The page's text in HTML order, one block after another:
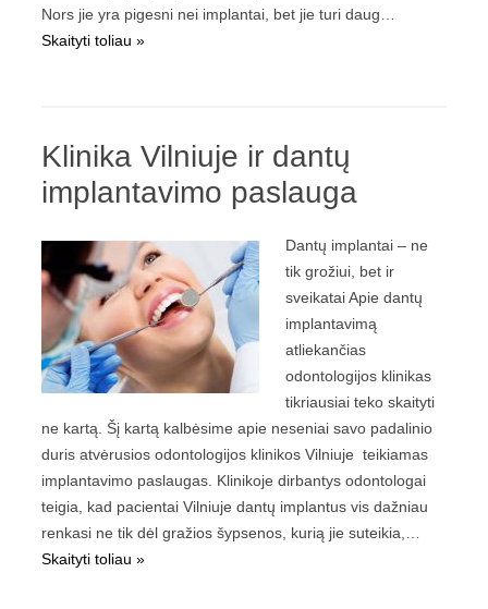
Nors jie yra pigesni nei implantai, bet jie turi daug…
Skaityti toliau »
Klinika Vilniuje ir dantų
implantavimo paslauga
Dantų implantai – ne
tik grožiui, bet ir
sveikatai Apie dantų
implantavimą
atliekančias
odontologijos klinikas
tikriausiai teko skaityti
ne kartą. Šį kartą kalbėsime apie neseniai savo padalinio
duris atvėrusios odontologijos klinikos Vilniuje teikiamas
implantavimo paslaugas. Klinikoje dirbantys odontologai
teigia, kad pacientai Vilniuje dantų implantus vis dažniau
renkasi ne tik dėl gražios šypsenos, kurią jie suteikia,…
Skaityti toliau »